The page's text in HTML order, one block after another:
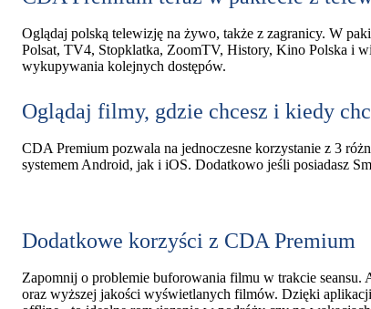
Oglądaj polską telewizję na żywo, także z zagranicy. W
Polsat, TV4, Stopklatka, ZoomTV, History, Kino Polska i
wykupywania kolejnych dostępów.
Oglądaj filmy, gdzie chcesz i kiedy
CDA Premium pozwala na jednoczesne korzystanie z 3
systemem Android, jak i iOS. Dodatkowo jeśli posiadasz
Dodatkowe korzyści z CDA Premium
Zapomnij o problemie buforowania filmu w trakcie seansu.
oraz wyższej jakości wyświetlanych filmów. Dzięki